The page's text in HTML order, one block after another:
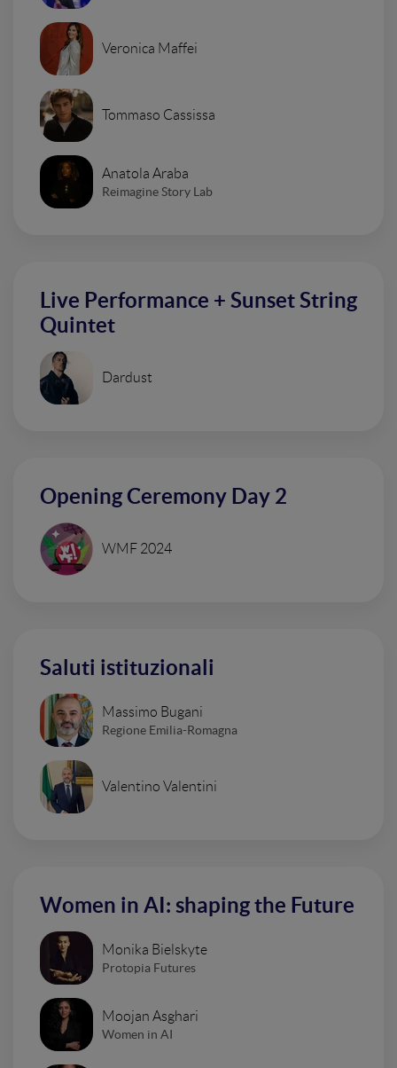
Veronica Maffei
Tommaso Cassissa
Anatola Araba
Reimagine Story Lab
Live Performance + Sunset String
Quintet
Dardust
Opening Ceremony Day 2
WMF 2024
Saluti istituzionali
Massimo Bugani
Regione Emilia-Romagna
Valentino Valentini
Women in AI: shaping the Future
Monika Bielskyte
Protopia Futures
Moojan Asghari
Women in AI